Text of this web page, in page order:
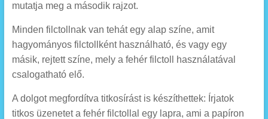
mutatja meg a második rajzot.
Minden filctollnak van tehát egy alap színe, amit
hagyományos filctollként használható, és vagy egy
másik, rejtett színe, mely a fehér filctoll használatával
csalogatható elő.
A dolgot megfordítva titkosírást is készíthettek: Írjatok
titkos üzenetet a fehér filctollal egy lapra, ami a papíron